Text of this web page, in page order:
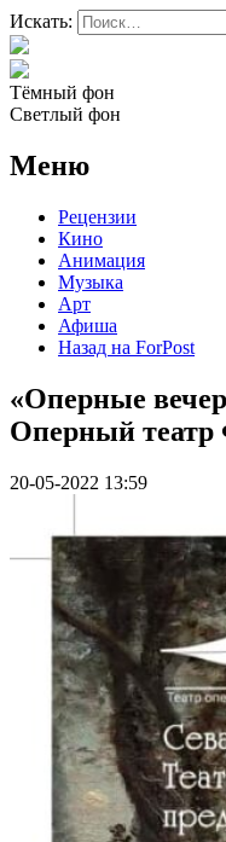
Искать:
Тёмный фон
Светлый фон
Меню
Рецензии
Кино
Анимация
Музыка
Арт
Афиша
Назад на ForPost
«Оперные
Оперный театр
20-05-2022 13:59